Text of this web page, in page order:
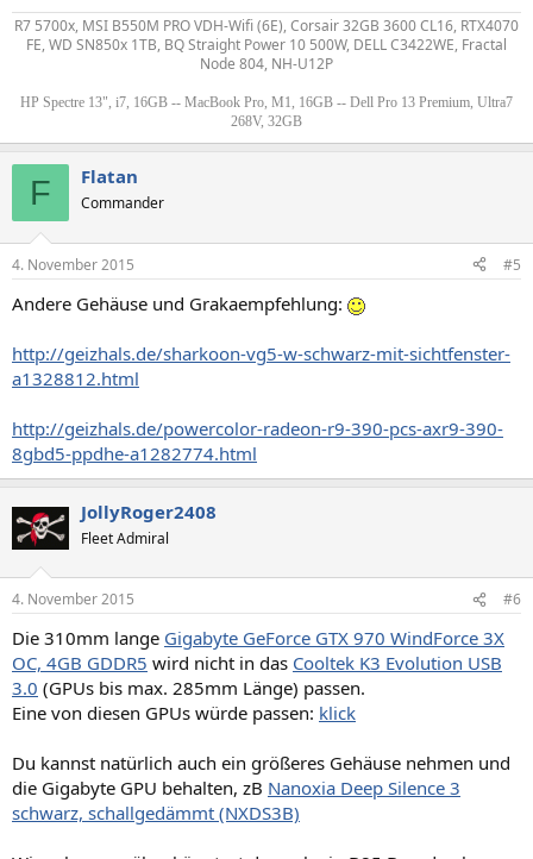
R7 5700x, MSI B550M PRO VDH-Wifi (6E), Corsair 32GB 3600 CL16, RTX4070
FE, WD SN850x 1TB, BQ Straight Power 10 500W, DELL C3422WE, Fractal
Node 804, NH-U12P
HP Spectre 13", i7, 16GB -- MacBook Pro, M1, 16GB -- Dell Pro 13 Premium, Ultra7
268V, 32GB
F Flatan
Commander
4. November 2015 #5
Andere Gehäuse und Grakaempfehlung:
http://geizhals.de/sharkoon-vg5-w-schwarz-mit-sichtfenster-
a1328812.html
http://geizhals.de/powercolor-radeon-r9-390-pcs-axr9-390-
8gbd5-ppdhe-a1282774.html
JollyRoger2408
Fleet Admiral
4. November 2015 #6
Die 310mm lange Gigabyte GeForce GTX 970 WindForce 3X
OC, 4GB GDDR5 wird nicht in das Cooltek K3 Evolution USB
3.0 (GPUs bis max. 285mm Länge) passen.
Eine von diesen GPUs würde passen: klick
Du kannst natürlich auch ein größeres Gehäuse nehmen und
die Gigabyte GPU behalten, zB Nanoxia Deep Silence 3
schwarz, schallgedämmt (NXDS3B)